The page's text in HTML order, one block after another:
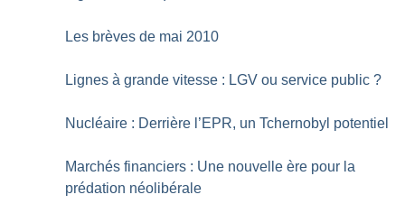
Les brèves de mai 2010
Lignes à grande vitesse : LGV ou service public ?
Nucléaire : Derrière l’EPR, un Tchernobyl potentiel
Marchés financiers : Une nouvelle ère pour la
prédation néolibérale